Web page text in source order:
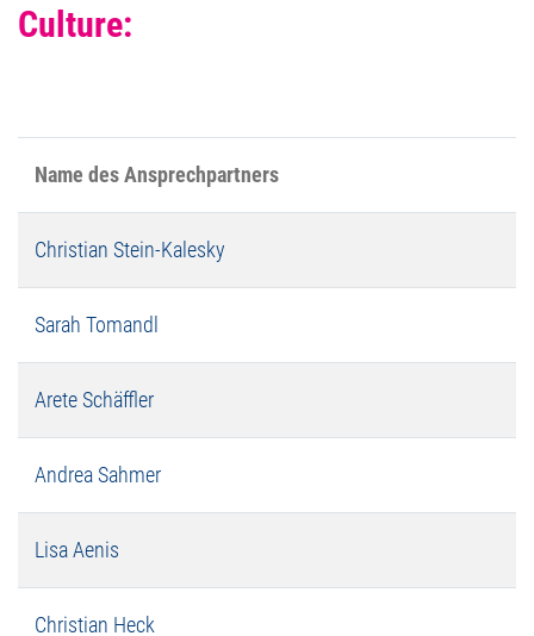
Culture:
Name des Ansprechpartners
Christian Stein-Kalesky
Sarah Tomandl
Arete Schäffler
Andrea Sahmer
Lisa Aenis
Christian Heck